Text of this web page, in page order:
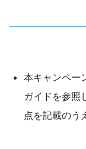
本キャンペー
ガイドを参照
点を記載のう